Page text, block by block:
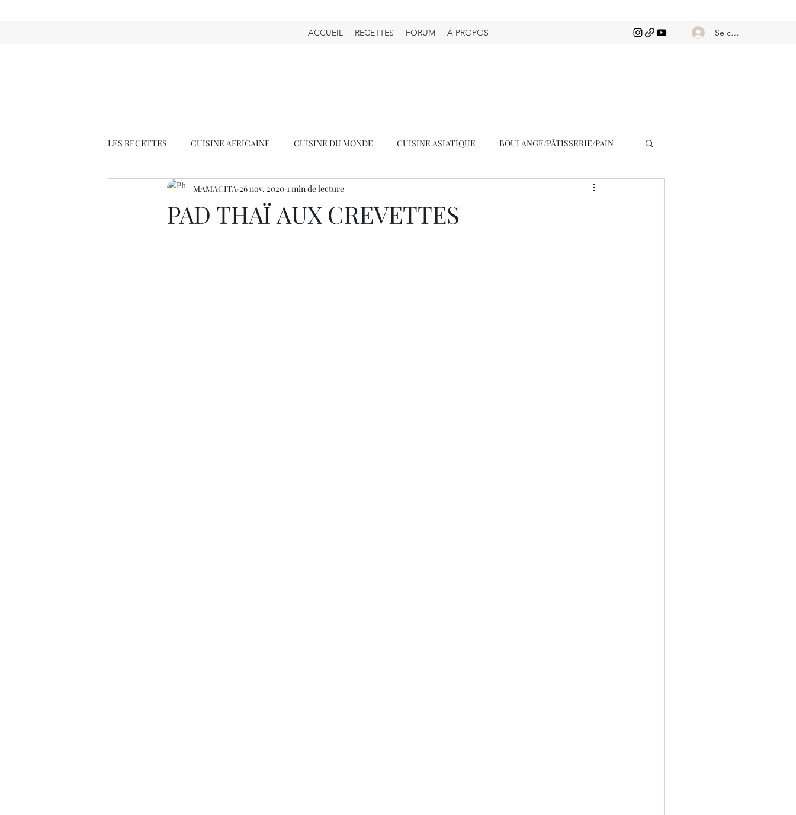
ACCUEIL RECETTES FORUM À PROPOS Se connecter
LES RECETTES CUISINE AFRICAINE CUISINE DU MONDE CUISINE ASIATIQUE BOULANGE/PÂTISSERIE/PAIN
GLACES/SORBETS (SORBETIÈRE MAGIMIX) GOÛTER SALADES
PAD THAÏ AUX CREVETTES
MAMACITA 26 nov. 2020 1 min de lecture